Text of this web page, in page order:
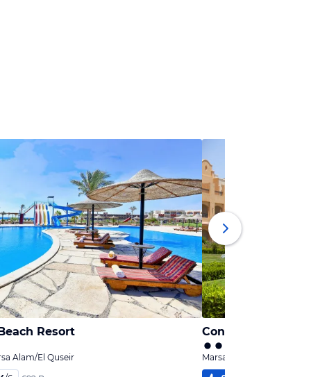
Resort
Alam/El Quseir
Concorde Moreen
Marsa Alam, Marsa Alam/